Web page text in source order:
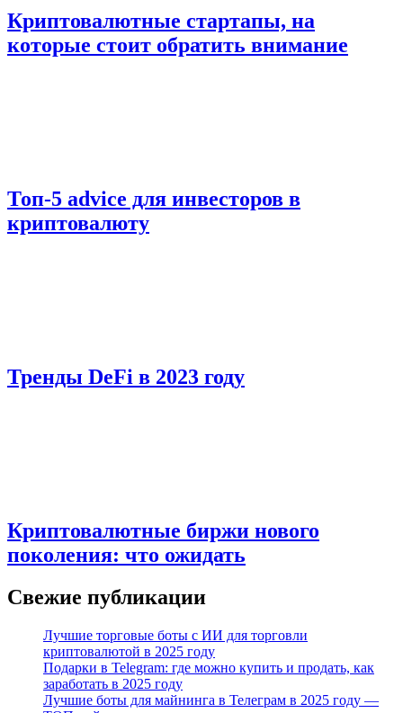
Криптовалютные стартапы, на
которые стоит обратить внимание
Топ-5 advice для инвесторов в
криптовалюту
Тренды DeFi в 2023 году
Криптовалютные биржи нового
поколения: что ожидать
Свежие публикации
Лучшие торговые боты с ИИ для торговли
криптовалютой в 2025 году
Подарки в Telegram: где можно купить и продать, как
заработать в 2025 году
Лучшие боты для майнинга в Телеграм в 2025 году —